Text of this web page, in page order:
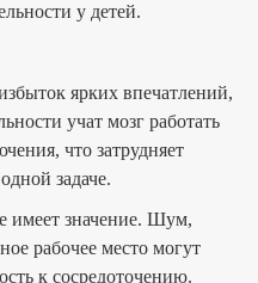
у детей.
ярких впечатлений,
учат мозг работать
что затрудняет
задаче.
имеет значение. Шум,
рабочее место могут
к сосредоточению.